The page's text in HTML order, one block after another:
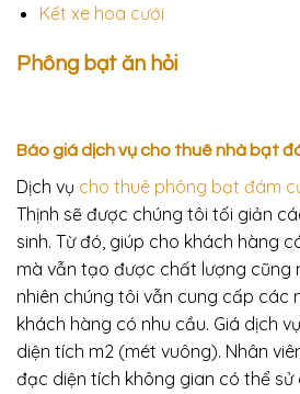
Kết xe hoa cưới
Phông bạt ăn hỏi
Báo giá dịch vụ cho thuê nhà bạt
Dịch vụ cho thuê phông bạt đám
Thịnh sẽ được chúng tôi tối giản
sinh. Từ đó, giúp cho khách hàng
mà vẫn tạo được chất lượng cũng
nhiên chúng tôi vẫn cung cấp các
khách hàng có nhu cầu. Giá dịch
diện tích m2 (mét vuông). Nhân
đạc diện tích không gian có thể sử